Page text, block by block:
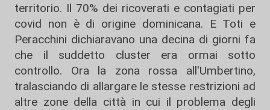
territorio. Il 70% dei ricoverati e contagiati per
covid non è di origine dominicana. E Toti e
Peracchini dichiaravano una decina di giorni fa
che il suddetto cluster era ormai sotto
controllo. Ora la zona rossa all'Umbertino,
tralasciando di allargare le stesse restrizioni ad
altre zone della città in cui il problema degli